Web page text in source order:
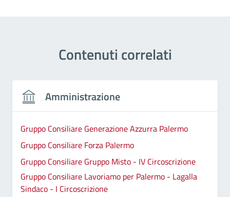
Contenuti correlati
Amministrazione
Gruppo Consiliare Generazione Azzurra Palermo
Gruppo Consiliare Forza Palermo
Gruppo Consiliare Gruppo Misto - IV Circoscrizione
Gruppo Consiliare Lavoriamo per Palermo - Lagalla
Sindaco - I Circoscrizione